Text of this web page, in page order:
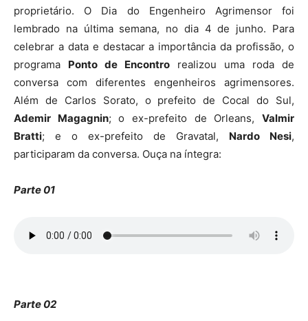
proprietário. O Dia do Engenheiro Agrimensor foi
lembrado na última semana, no dia 4 de junho. Para
celebrar a data e destacar a importância da profissão, o
programa Ponto de Encontro realizou uma roda de
conversa com diferentes engenheiros agrimensores.
Além de Carlos Sorato, o prefeito de Cocal do Sul,
Ademir Magagnin; o ex-prefeito de Orleans,Valmir
Bratti; e o ex-prefeito de Gravatal, Nardo Nesi,
participaram da conversa. Ouça na íntegra:
Parte 01
Parte 02